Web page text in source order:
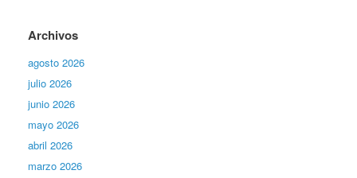
Archivos
agosto 2026
julio 2026
junio 2026
mayo 2026
abril 2026
marzo 2026